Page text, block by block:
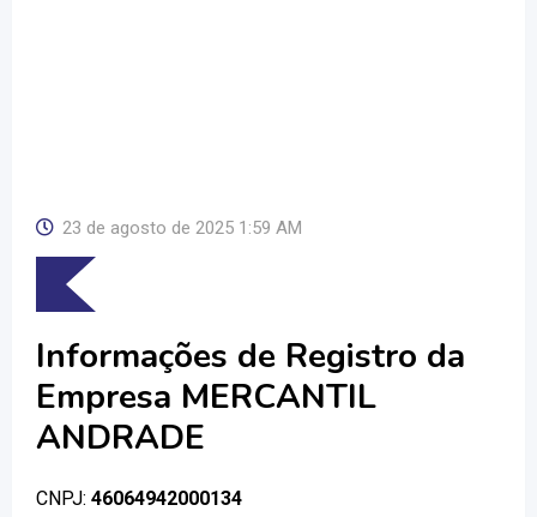
23 de agosto de 2025 1:59 AM
Informações de Registro da
Empresa MERCANTIL
ANDRADE
CNPJ: 46064942000134